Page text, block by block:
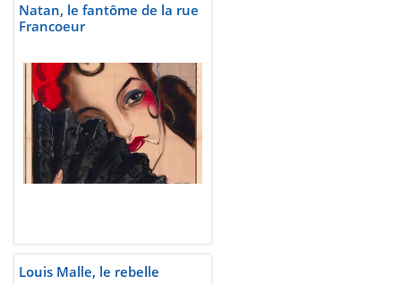
Natan, le fantôme de la rue
Francoeur
Louis Malle, le rebelle